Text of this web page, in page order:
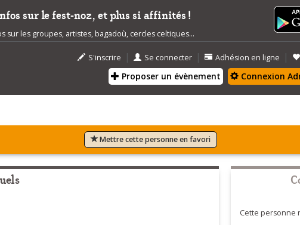
sur le fest-noz, et plus si affinités !
sur les groupes, artistes, bagadoù, cercles celtiques...
S'inscrire | Se connecter | Adhésion en ligne |
Proposer un évènement Connexion
Mettre cette personne en favori
Cette personne